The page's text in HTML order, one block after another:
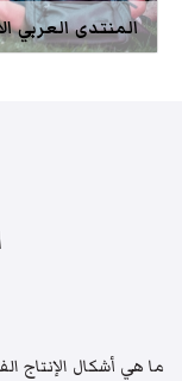
المنتدى العربي
ما هي أشكال الإنتاج